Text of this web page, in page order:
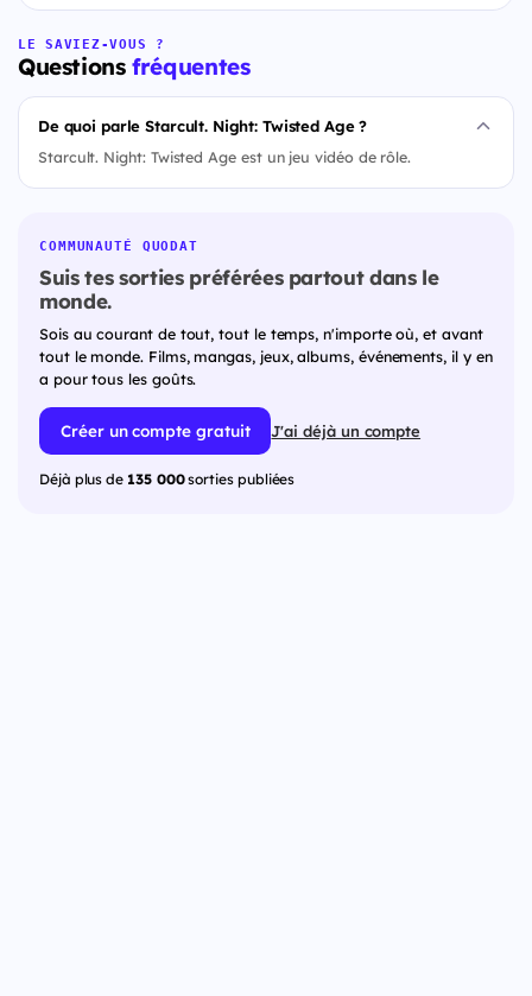
LE SAVIEZ-VOUS ?
Questionsfréquentes
De quoi parle Starcult. Night: Twisted Age ?
Starcult. Night: Twisted Age est un jeu vidéo de rôle.
COMMUNAUTÉ QUODAT
Suis tes sorties préférées partout dans le
monde.
Sois au courant de tout, tout le temps, n'importe où, et avant
tout le monde. Films, mangas, jeux, albums, événements, il y en
a pour tous les goûts.
Créer un compte gratuit J'ai déjà un compte
Déjà plus de 135 000sorties publiées